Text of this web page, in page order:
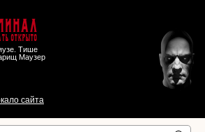
открыто
Тише
Маузер
сайта